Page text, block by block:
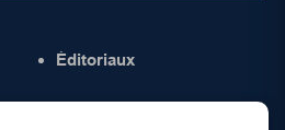
Éditoriaux